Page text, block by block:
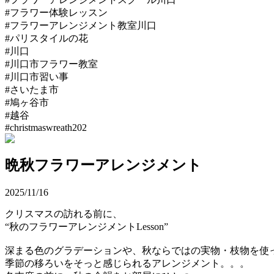
#フラワー体験レッスン
#フラワーアレンジメント教室川口
#パリスタイルの花
#川口
#川口市フラワー教室
#川口市習い事
#さいたま市
#鳩ヶ谷市
#越谷
#christmaswreath202
晩秋フラワーアレンジメント
2025/11/16
クリスマスの訪れる前に、
“秋のフラワーアレンジメントLesson”
深まる色のグラデーションや、秋ならではの実物・枝物を使
季節の移ろいをそっと感じられるアレンジメント。。。